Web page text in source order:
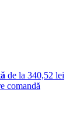
de la 340,52 lei
comandă